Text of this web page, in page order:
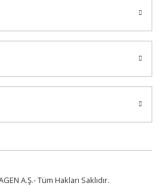
A.Ş.- Tüm Hakları Saklıdır.